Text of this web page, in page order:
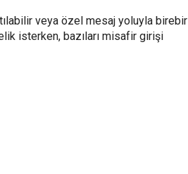
veya özel mesaj yoluyla birebir
isterken, bazıları misafir girişi